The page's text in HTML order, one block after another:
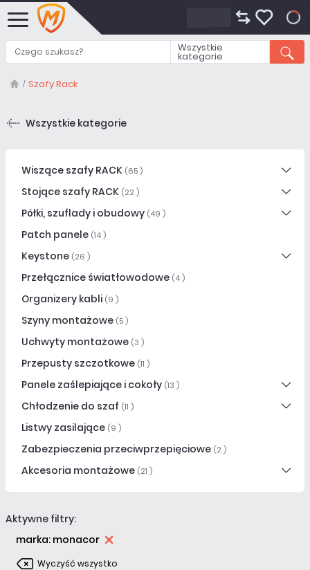
Wszystkie
kategorie
Szafy Rack
Wszystkie kategorie
Wiszące szafy RACK (65 )
Stojące szafy RACK (22 )
Półki, szuflady i obudowy (49 )
Patch panele (14 )
Keystone (26 )
Przełącznice światłowodowe (4 )
Organizery kabli (9 )
Szyny montażowe (5 )
Uchwyty montażowe (3 )
Przepusty szczotkowe (11 )
Panele zaślepiające i cokoły (13 )
Chłodzenie do szaf (11 )
Listwy zasilające (9 )
Zabezpieczenia przeciwprzepięciowe (2 )
Akcesoria montażowe (21 )
Aktywne filtry:
marka: monacor
Wyczyść wszystko